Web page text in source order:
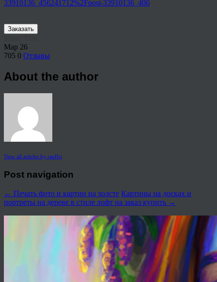
33910136_456241712%2Fpost-33910136_406
Заказать
Мар 26
705 0 Отзывы
About the author
View all articles by rauffri
Post navigation
← Печать фото и картин на холсте Картины на досках и
портреты на дереве в стиле лофт на заказ купить →